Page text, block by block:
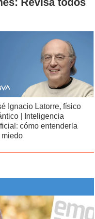
Ignacio Latorre, físico
| Inteligencia
cómo entenderla
miedo